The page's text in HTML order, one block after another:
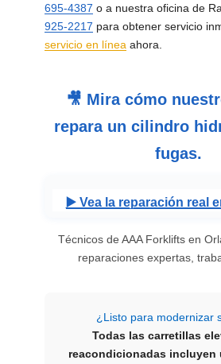
695-4387 o a nuestra oficina de
925-2217 para obtener servicio
servicio en línea ahora.
🎥 Mira cómo
repara un cilindro
fugas.
▶️ Vea la reparación real
Técnicos de AAA Forklifts en
reparaciones expertas,
¿Listo para modernizar
Todas las carretillas
reacondicionadas incluyen